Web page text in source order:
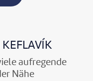
aufregende
Nähe